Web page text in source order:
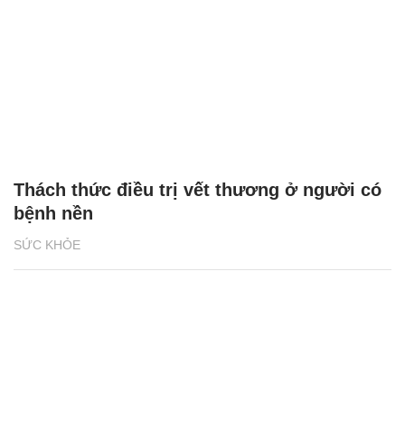
SỨC KHỎE
Thách thức điều trị vết thương ở người có
bệnh nền